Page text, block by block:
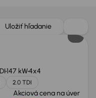
Uložiť hľadanie
147 kW4x4
2.0 TDI
Akciová cena na úver